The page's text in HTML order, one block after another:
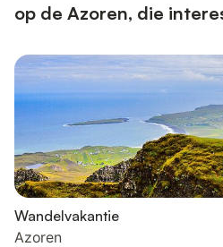
op de Azoren, die
Wandelvakantie
Azoren